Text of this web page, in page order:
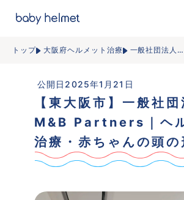
トップ 大阪府ヘルメット治療 一般社団法人 …
公開日2025年1月21日
【東大阪市】一般社団
M&B Partners｜ヘ
治療・赤ちゃんの頭の